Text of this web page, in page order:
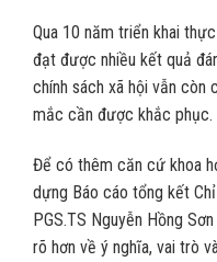
Qua 10 năm triển khai
đạt được nhiều kết quả
chính sách xã hội vẫn còn
mắc cần được khắc phục.
Để có thêm căn cứ khoa
dựng Báo cáo tổng kết
PGS.TS Nguyễn Hồng
rõ hơn về ý nghĩa, vai trò